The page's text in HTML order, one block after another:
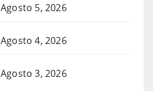
Agosto 5, 2026
Agosto 4, 2026
Agosto 3, 2026